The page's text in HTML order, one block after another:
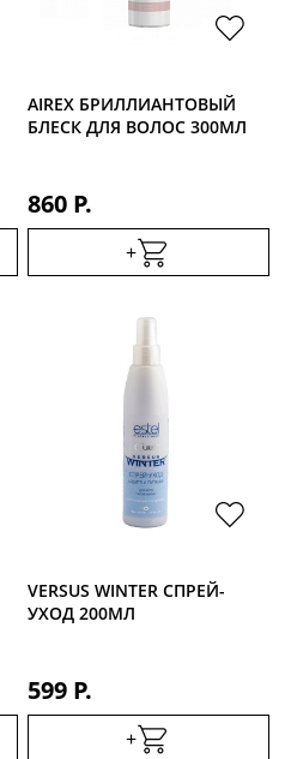
AIREX БРИЛЛИАНТОВЫЙ
БЛЕСК ДЛЯ ВОЛОС 300МЛ
860 Р.
+
VERSUS WINTER CПРЕЙ-
УХОД 200МЛ
599 Р.
+